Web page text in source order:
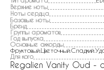
Верхние ноты
Ноты сердца
Базовые ноты
Бренд
Группы ароматов
Год выпуска
Основные аккорды
Для кого
Regalien Vanity Oud -